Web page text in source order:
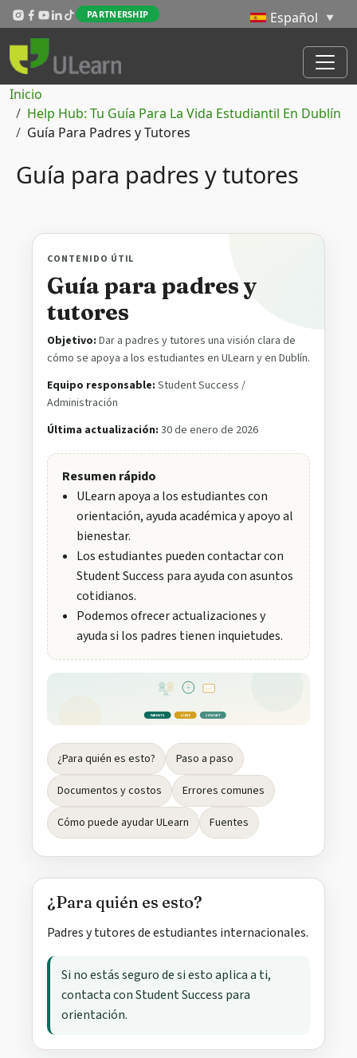
Pasar al contenido principal
PARTNERSHIP
Ruta de navegación
Inicio
Help Hub: Tu Guía Para La Vida Estudiantil En Dublín
Guía Para Padres y Tutores
Guía para padres y tutores
CONTENIDO ÚTIL
Guía para padres y
tutores
Objetivo: Dar a padres y tutores una visión clara de
cómo se apoya a los estudiantes en ULearn y en Dublín.
Equipo responsable: Student Success /
Administración
Última actualización: 30 de enero de 2026
Resumen rápido
ULearn apoya a los estudiantes con
orientación, ayuda académica y apoyo al
bienestar.
Los estudiantes pueden contactar con
Student Success para ayuda con asuntos
cotidianos.
Podemos ofrecer actualizaciones y
ayuda si los padres tienen inquietudes.
PARENTS GUIDE CONTACT
¿Para quién es esto?
Paso a paso
Documentos y costos
Errores comunes
Cómo puede ayudar ULearn
Fuentes
¿Para quién es esto?
Padres y tutores de estudiantes internacionales.
Si no estás seguro de si esto aplica a ti,
contacta con Student Success para
orientación.